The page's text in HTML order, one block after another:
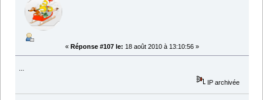
« Réponse #107 le: 18 août 2010 à 13:10:56 »
...
IP archivée